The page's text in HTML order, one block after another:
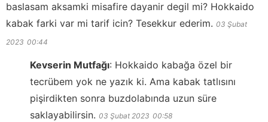
baslasam aksamki misafire dayanir degil mi? Hokkaido
kabak farki var mi tarif icin? Tesekkur ederim. 03 Şubat
2023 00:44
Kevserin Mutfağı: Hokkaido kabağa özel bir
tecrübem yok ne yazık ki. Ama kabak tatlısını
pişirdikten sonra buzdolabında uzun süre
saklayabilirsin. 03 Şubat 2023 00:58